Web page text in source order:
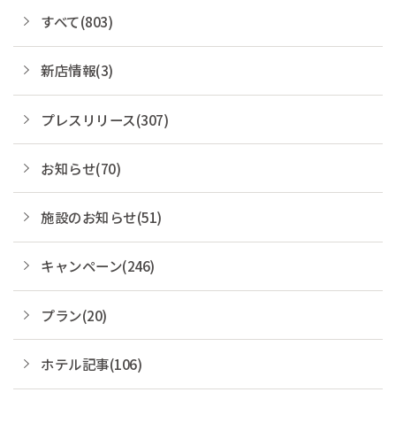
すべて(803)
新店情報(3)
プレスリリース(307)
お知らせ(70)
施設のお知らせ(51)
キャンペーン(246)
プラン(20)
ホテル記事(106)